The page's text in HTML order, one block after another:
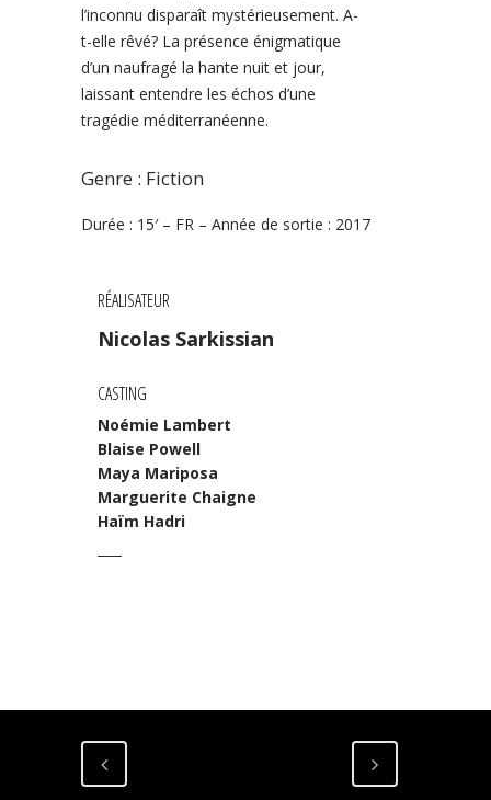
l’inconnu disparaît mystérieusement. A-
t-elle rêvé? La présence énigmatique
d’un naufragé la hante nuit et jour,
laissant entendre les échos d’une
tragédie méditerranéenne.
Genre : Fiction
Durée : 15′ – FR – Année de sortie : 2017
RÉALISATEUR
Nicolas Sarkissian
CASTING
Noémie Lambert
Blaise Powell
Maya Mariposa
Marguerite Chaigne
Haïm Hadri